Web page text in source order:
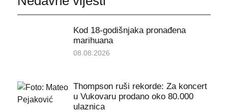
Kod 18-godišnjaka pronađena
marihuana
08.08.2026
Thompson ruši rekorde: Za koncert
u Vukovaru prodano oko 80.000
ulaznica